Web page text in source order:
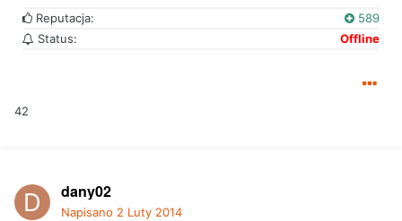
Reputacja:
589
Status:
Offline
42
dany02
Napisano 2 Luty 2014